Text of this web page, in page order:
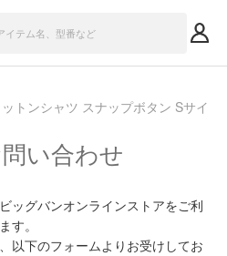
トンシャツ スナップボタン Sサイ
い合わせ
ッグバンオンラインストアをご利
す。
以下のフォームよりお受けしてお